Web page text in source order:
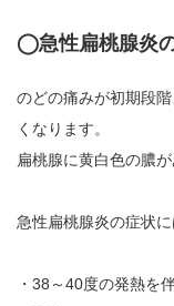
◯急性扁桃腺炎
のどの痛みが初期段
くなります。
扁桃腺に黄白色の膿
急性扁桃腺炎の症状
・38～40度の発熱を